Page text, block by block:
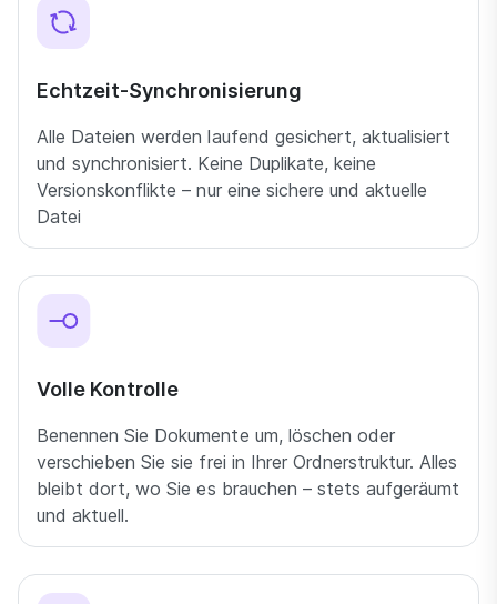
Echtzeit-Synchronisierung
Alle Dateien werden laufend gesichert, aktualisiert
und synchronisiert. Keine Duplikate, keine
Versionskonflikte – nur eine sichere und aktuelle
Datei
Volle Kontrolle
Benennen Sie Dokumente um, löschen oder
verschieben Sie sie frei in Ihrer Ordnerstruktur. Alles
bleibt dort, wo Sie es brauchen – stets aufgeräumt
und aktuell.